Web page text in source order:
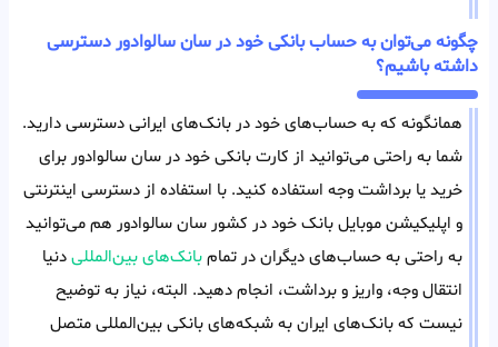
چگونه می‌توان به حساب بانکی خود در سان سالوادور دسترسی
داشته باشیم؟
همانگونه که به حساب‌های خود در بانک‌های ایرانی دسترسی دارید.
شما به راحتی می‌توانید از کارت بانکی خود در سان سالوادور برای
خرید یا برداشت وجه استفاده کنید. با استفاده از دسترسی اینترنتی
و اپلیکیشن موبایل بانک خود در کشور سان سالوادور هم می‌توانید
به راحتی به حساب‌های دیگران در تمامبانک‌های بین‌المللیدنیا
انتقال وجه، واریز و برداشت، انجام دهید. البته، نیاز به توضیح
نیست که بانک‌های ایران به شبکه‌های بانکی بین‌المللی متصل